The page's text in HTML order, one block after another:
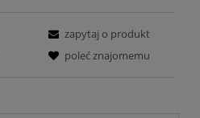
zapytaj o produkt
poleć znajomemu